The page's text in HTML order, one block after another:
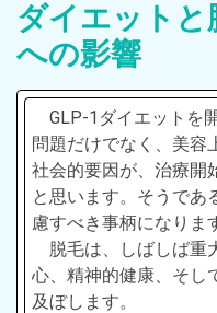
ダイエット
への影響
GLP-1ダイエットを
問題だけでなく、美容
社会的要因が、治療開
と思います。そうであ
慮すべき事柄になりま
脱毛は、しばしば重
心、精神的健康、そし
及ぼします。